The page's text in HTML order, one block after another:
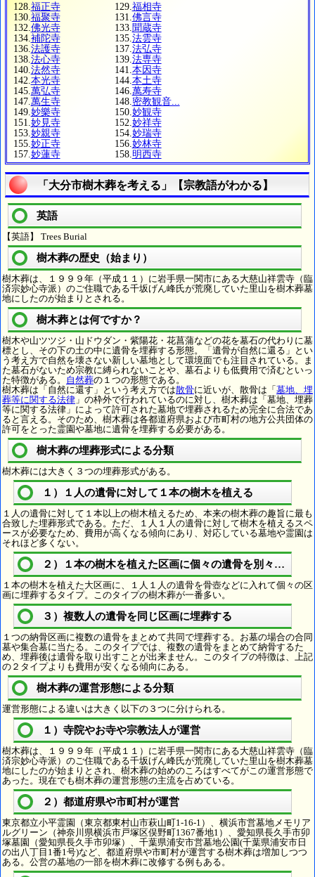
128. 福正寺 129. 福相寺
130. 福聚寺 131. 佛言寺
132. 佛光寺 133. 聞蔵寺
134. 補陀寺 135. 法雲寺
136. 法護寺 137. 法弘寺
138. 法心寺 139. 法専寺
140. 法然寺 141. 本因寺
142. 本光寺 144. 本土寺
145. 萬弘寺 146. 萬寿寺
147. 萬生寺 148. 密教観音...
149. 妙樂寺 150. 妙観寺
151. 妙見寺 152. 妙祥寺
153. 妙親寺 154. 妙瑞寺
155. 妙正寺 156. 妙林寺
157. 妙蓮寺 158. 明西寺
「大分市樹木葬を考える」【宗教語がわかる】
英語
【英語】 Trees Burial
樹木葬の歴史（始まり）
樹木葬は、１９９９年（平成１１）に岩手県一関市にある大慈山祥雲寺（臨
済宗妙心寺派）のご住職である千坂げん峰氏が荒廃していた里山を樹木葬墓
地にしたのが始まりとされる。
樹木葬とは何ですか？
樹木や山ツツジ・山ドウダン・紫陽花・花菖蒲などの花を墓石の代わりに墓
標とし、その下の土の中に遺骨を埋葬する形態。「遺骨が自然に還る」とい
う考え方で自然を壊さない新しい墓地として環境面でも注目されている。ま
た墓石がないため宗教に縛られないことや、墓石よりも低費用で済むといっ
た特徴がある。 自然葬の１つの形態である。
樹木葬は「自然に還す」という考え方では散骨に近いが、散骨は「 墓地、埋
葬等に関する法律 」の枠外で行われているのに対し、樹木葬は「墓地、埋葬
等に関する法律」によって許可された墓地で埋葬されるため完全に合法であ
ると言える。そのため、樹木葬は各都道府県および市町村の地方公共団体の
許可をとった霊園や墓地に遺骨を埋葬する必要がある。
樹木葬の埋葬形式による分類
樹木葬には大きく３つの埋葬形式がある。
１）１人の遺骨に対して１本の樹木を植える
１人の遺骨に対して１本以上の樹木植えるため、本来の樹木葬の趣旨に最も
合致した埋葬形式である。ただ、１人１人の遺骨に対して樹木を植えるスペ
ースが必要なため、費用が高くなる傾向にあり、対応している墓地や霊園は
それほど多くない。
２）１本の樹木を植えた区画に個々の遺骨を別々に埋葬
１本の樹木を植えた大区画に、１人１人の遺骨を骨壺などに入れて個々の区
画に埋葬するタイプ。このタイプの樹木葬が一番多い。
３）複数人の遺骨を同じ区画に埋葬する
１つの納骨区画に複数の遺骨をまとめて共同で埋葬する。お墓の場合の合同
墓や集合墓に当たる。このタイプでは、複数の遺骨をまとめて納骨するた
め、埋葬後は遺骨を取り出すことが出来ません。このタイプの特徴は、上記
の２タイプよりも費用が安くなる傾向にある。
樹木葬の運営形態による分類
運営形態による違いは大きく以下の３つに分けられる。
１）寺院やお寺や宗教法人が運営
樹木葬は、１９９９年（平成１１）に岩手県一関市にある大慈山祥雲寺（臨
済宗妙心寺派）のご住職である千坂げん峰氏が荒廃していた里山を樹木葬墓
地にしたのが始まりとされ、樹木葬の始めのころはすべてがこの運営形態で
あった。現在でも樹木葬の運営形態の主流を占めている。
２）都道府県や市町村が運営
東京都立小平霊園（東京都東村山市萩山町1-16-1）、横浜市営墓地メモリア
ルグリーン（神奈川県横浜市戸塚区俣野町1367番地1）、愛知県長久手市卯
塚墓園（愛知県長久手市卯塚）、千葉県浦安市営墓地公園(千葉県浦安市日
の出八丁目1番1号)など、都道府県や市町村が運営する樹木葬は増加しつつ
ある。公営の墓地の一部を樹木葬に改修する例もある。